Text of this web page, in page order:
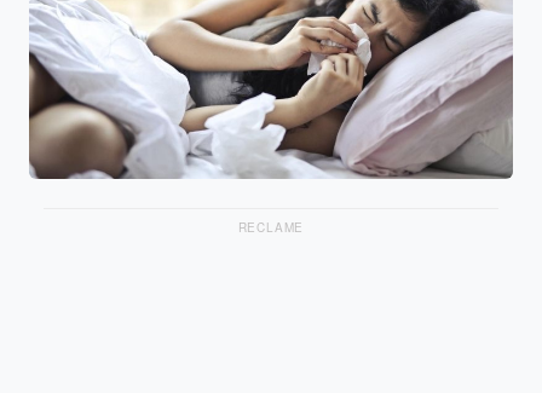
RECLAME